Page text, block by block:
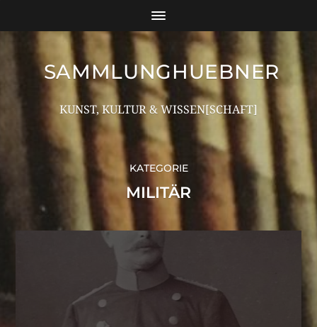
SAMMLUNGHUEBNER
KUNST, KULTUR & WISSEN[SCHAFT]
KATEGORIE
MILITÄR